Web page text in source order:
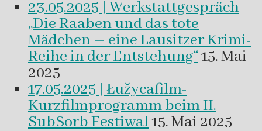
23.05.2025 | Werkstattgespräch
„Die Raaben und das tote
Mädchen – eine Lausitzer Krimi-
Reihe in der Entstehung“15. Mai
2025
17.05.2025 | Łužycafilm-
Kurzfilmprogramm beim II.
SubSorb Festiwal15. Mai 2025